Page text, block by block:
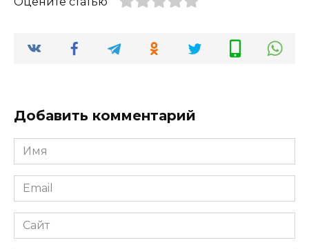
Добавить комментарий
Имя
*
Email
*
Сайт